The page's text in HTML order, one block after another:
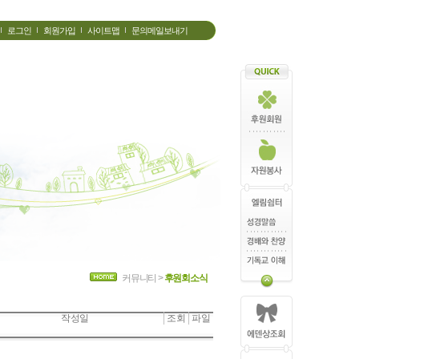
로그인 회원가입 사이트맵 문의메일보내기
커뮤니티 >후원회소식
작성일 조회 파일